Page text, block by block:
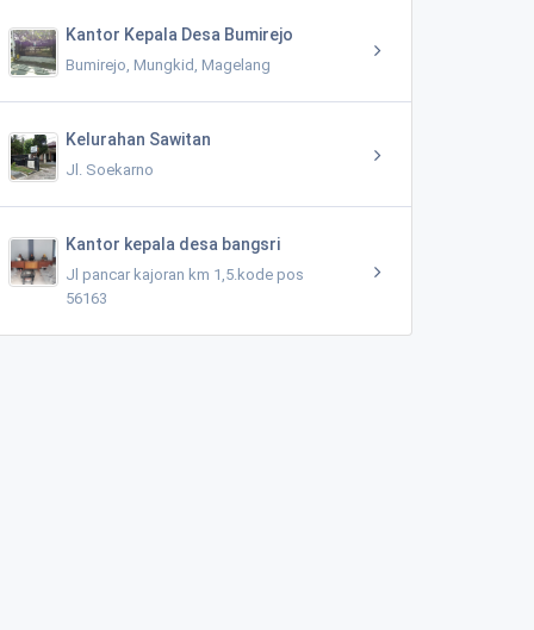
Kantor Kepala Desa Bumirejo
Bumirejo, Mungkid, Magelang
Kelurahan Sawitan
Jl. Soekarno
Kantor kepala desa bangsri
Jl pancar kajoran km 1,5.kode pos
56163